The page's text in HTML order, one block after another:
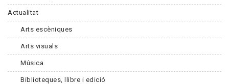
Actualitat
Arts escèniques
Arts visuals
Música
Biblioteques, llibre i edició